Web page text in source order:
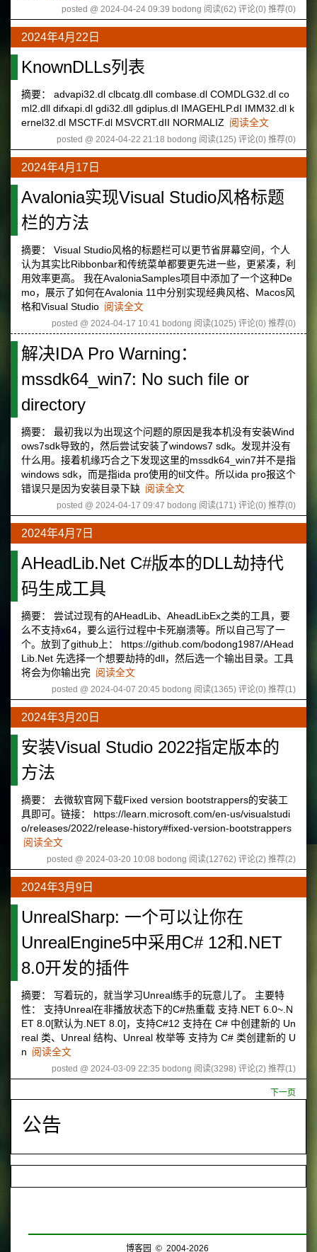
posted @ 2024-04-24 09:39 bodong 阅读(62) 评论(0) 推荐(0)
2024年4月22日
KnownDLLs列表
摘要： advapi32.dl clbcatg.dll combase.dl COMDLG32.dl co
ml2.dll difxapi.dl gdi32.dll gdiplus.dl IMAGEHLP.dI IMM32.dl k
ernel32.dl MSCTF.dl MSVCRT.dII NORMALIZ 阅读全文
posted @ 2024-04-22 21:18 bodong 阅读(125) 评论(0) 推荐(0)
2024年4月17日
Avalonia实现Visual Studio风格标题
栏的方法
摘要： Visual Studio风格的标题栏可以更节省屏幕空间，个人
认为其实比Ribbonbar和传统菜单都要更先进一些，更紧凑，利
用效率更高。 我在AvaloniaSamples项目中添加了一个这种De
mo，展示了如何在Avalonia 11中分别实现经典风格、Macos风
格和Visual Studio 阅读全文
posted @ 2024-04-17 10:41 bodong 阅读(1025) 评论(0) 推荐(0)
解决IDA Pro Warning：
mssdk64_win7: No such file or
directory
摘要： 最初我以为出现这个问题的原因是我本机没有安装Wind
ows7sdk导致的，然后尝试安装了windows7 sdk。发现并没有
什么用。接着机缘巧合之下发现这里的mssdk64_win7并不是指
windows sdk，而是指ida pro使用的til文件。所以ida pro报这个
错误只是因为安装目录下缺 阅读全文
posted @ 2024-04-17 09:47 bodong 阅读(171) 评论(0) 推荐(0)
2024年4月7日
AHeadLib.Net C#版本的DLL劫持代
码生成工具
摘要： 尝试过现有的AHeadLib、AheadLibEx之类的工具，要
么不支持x64，要么运行过程中卡死崩溃等。所以自己写了一
个。放到了github上： https://github.com/bodong1987/AHead
Lib.Net 先选择一个想要劫持的dll，然后选一个输出目录。工具
将会为你输出完 阅读全文
posted @ 2024-04-07 20:45 bodong 阅读(1365) 评论(0) 推荐(1)
2024年3月20日
安装Visual Studio 2022指定版本的
方法
摘要： 去微软官网下载Fixed version bootstrappers的安装工
具即可。链接： https://learn.microsoft.com/en-us/visualstudi
o/releases/2022/release-history#fixed-version-bootstrappers
阅读全文
posted @ 2024-03-20 10:08 bodong 阅读(12762) 评论(2) 推荐(2)
2024年3月9日
UnrealSharp: 一个可以让你在
UnrealEngine5中采用C# 12和.NET
8.0开发的插件
摘要： 写着玩的，就当学习Unreal练手的玩意儿了。 主要特
性： 支持Unreal在非播放状态下的C#热重载 支持.NET 6.0~.N
ET 8.0[默认为.NET 8.0]，支持C#12 支持在 C# 中创建新的 Un
real 类、Unreal 结构、Unreal 枚举等 支持为 C# 类创建新的 U
n 阅读全文
posted @ 2024-03-09 22:35 bodong 阅读(3298) 评论(2) 推荐(1)
下一页
公告
博客园 © 2004-2026